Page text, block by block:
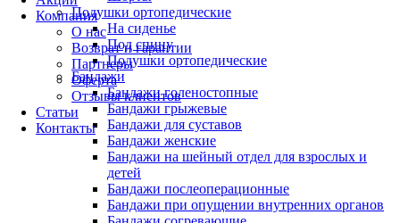
Компания
О нас
Возврат и гарантии
Партнеры
Оферта
Отзывы клиентов
Статьи
Контакты
Подушки ортопедические
На сиденье
Под спину
Подушки ортопедические
Бандажи
Бандажи голеностопные
Бандажи грыжевые
Бандажи для суставов
Бандажи женские
Бандажи на шейный отдел для взрослых и
детей
Бандажи послеоперационные
Бандажи при опущении внутренних органов